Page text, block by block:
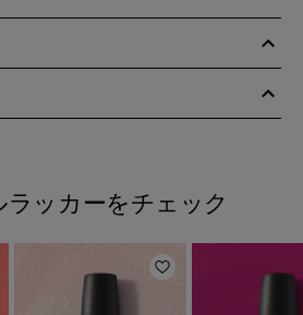
ッカーをチェック
いものリストに追加ほしいものリス